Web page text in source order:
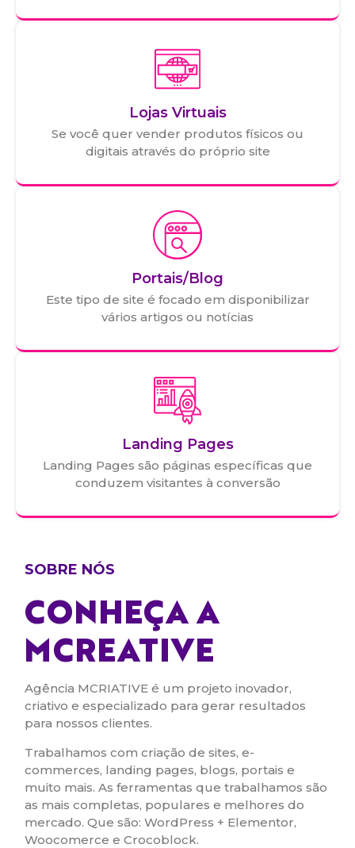
Lojas Virtuais
Se você quer vender produtos físicos ou
digitais através do próprio site
Portais/Blog
Este tipo de site é focado em disponibilizar
vários artigos ou notícias
Landing Pages
Landing Pages são páginas específicas que
conduzem visitantes à conversão
SOBRE NÓS
CONHEÇA A
MCREATIVE
Agência MCRIATIVE é um projeto inovador,
criativo e especializado para gerar resultados
para nossos clientes.
Trabalhamos com criação de sites, e-
commerces, landing pages, blogs, portais e
muito mais. As ferramentas que trabalhamos são
as mais completas, populares e melhores do
mercado. Que são: WordPress + Elementor,
Woocomerce e Crocoblock.